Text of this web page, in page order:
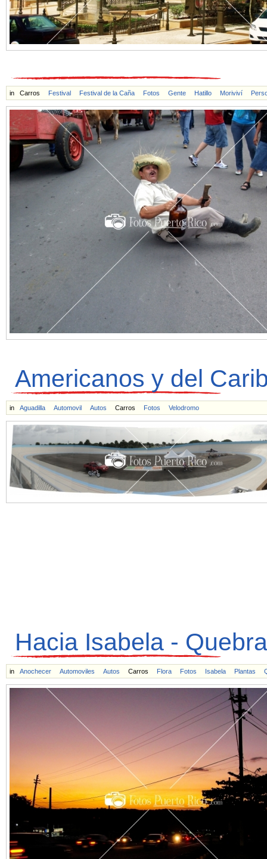
in Carros Festival Festival de la Caña Fotos Gente Hatillo Moriviví
Americanos y del
in Aguadilla Automovil Autos Carros Fotos Velodromo
Hacia Isabela -
in Anochecer Automoviles Autos Carros Flora Fotos Isabela Plantas